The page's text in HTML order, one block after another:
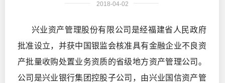
2018-04-02
兴业资产管理股份有限公司是经福建省人民政府
批准设立，并获中国银监会核准具有金融企业不良资
产批量收购处置业务资质的省级地方资产管理公司。
公司是兴业银行集团控股子公司，由兴业国信资产管